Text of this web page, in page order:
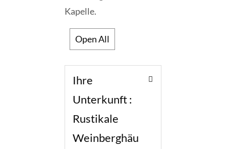
Kapelle.
Open All
Ihre
Unterkunft :
Rustikale
Weinberghäu